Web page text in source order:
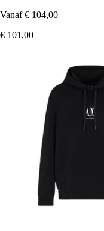
Vanaf € 104,00
€ 101,00